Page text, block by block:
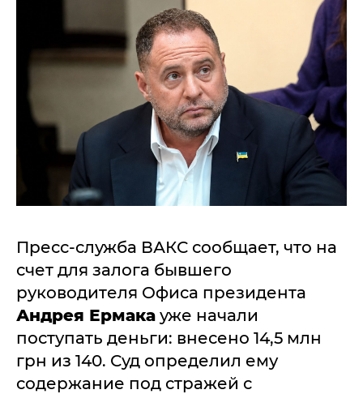
Пресс-служба ВАКС сообщает, что на
счет для залога бывшего
руководителя Офиса президента
Андрея Ермака уже начали
поступать деньги: внесено 14,5 млн
грн из 140. Суд определил ему
содержание под стражей с